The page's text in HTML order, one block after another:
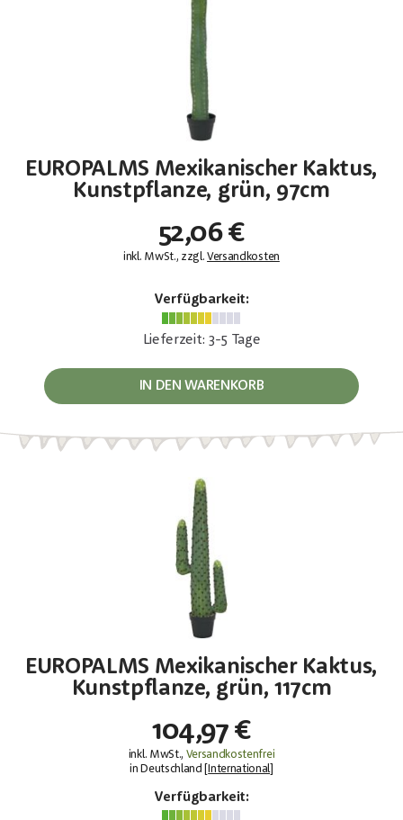
EUROPALMS Mexikanischer Kaktus,
Kunstpflanze, grün, 97cm
52,06 €
inkl. MwSt., zzgl.Versandkosten
Verfügbarkeit:
Lieferzeit: 3-5 Tage
IN DEN WARENKORB
EUROPALMS Mexikanischer Kaktus,
Kunstpflanze, grün, 117cm
104,97 €
inkl. MwSt., Versandkostenfrei
in Deutschland [
International
Verfügbarkeit: